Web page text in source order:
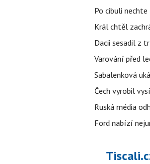
Po cibuli
Král chtěl
Dacii sesadil z
Varování před
Sabalenková
Čech vyrobil
Ruská média
Ford nabízí